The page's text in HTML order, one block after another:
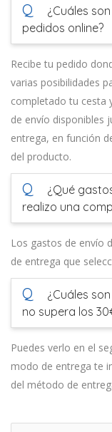
Q
¿Cuáles
pedidos online?
Recibe tu pedido
varias posibilidades
completado tu cesta
de envío disponibles
entrega, en función
del producto.
Q
¿Qué
realizo una
Los gastos de envío
de entrega que
Q
¿Cuáles
no supera los
Puedes verlo en el
modo de entrega te
del método de